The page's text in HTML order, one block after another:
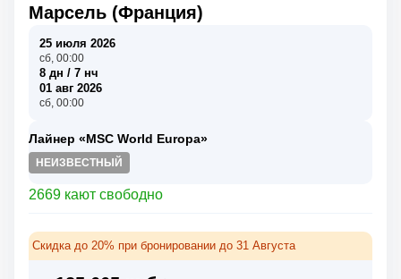
Марсель (Франция)
25 июля 2026
сб, 00:00
8 дн / 7 нч
01 авг 2026
сб, 00:00
Лайнер «MSC World Europa»
НЕИЗВЕСТНЫЙ
2669 кают свободно
Скидка до 20% при бронировании до 31 Августа